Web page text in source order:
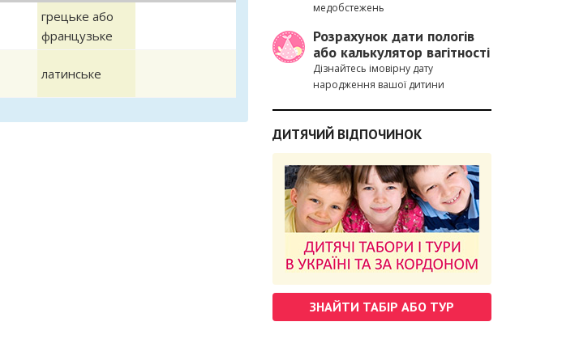
грецьке або
французьке
латинське
медобстежень
Розрахунок дати пологів
або калькулятор вагітності
Дізнайтесь імовірну дату
народження вашої дитини
ДИТЯЧИЙ ВІДПОЧИНОК
ЗНАЙТИ ТАБІР АБО ТУР